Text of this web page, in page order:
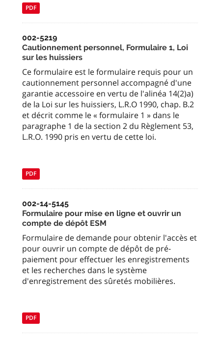
PDF
002-5219
Cautionnement personnel, Formulaire 1, Loi
sur les huissiers
Ce formulaire est le formulaire requis pour un
cautionnement personnel accompagné d'une
garantie accessoire en vertu de l'alinéa 14(2)a)
de la Loi sur les huissiers, L.R.O 1990, chap. B.2
et décrit comme le « formulaire 1 » dans le
paragraphe 1 de la section 2 du Règlement 53,
L.R.O. 1990 pris en vertu de cette loi.
PDF
002-14-5145
Formulaire pour mise en ligne et ouvrir un
compte de dépôt ESM
Formulaire de demande pour obtenir l'accès et
pour ouvrir un compte de dépôt de pré-
paiement pour effectuer les enregistrements
et les recherches dans le système
d'enregistrement des sûretés mobilières.
PDF